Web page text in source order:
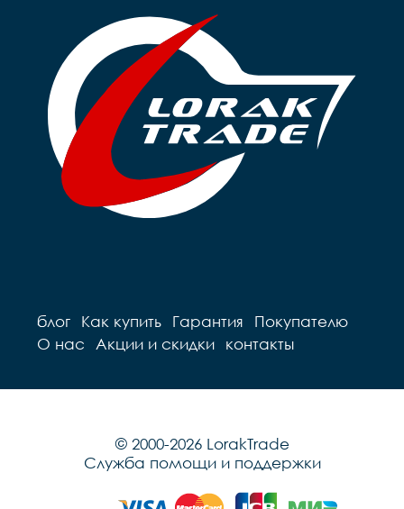
блог Как купить Гарантия
Покупателю
О нас
Акции и скидки контакты
© 2000-2026 LorakTrade
Служба помощи и поддержки